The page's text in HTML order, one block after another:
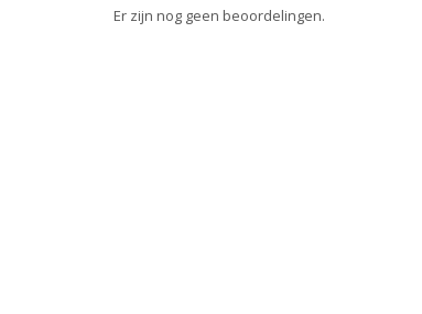
Er zijn nog geen beoordelingen.